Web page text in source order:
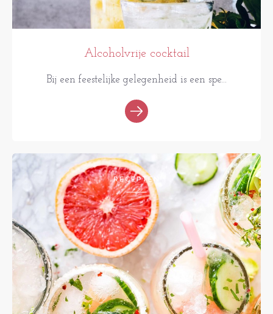
Alcoholvrije cocktail
Bij een feestelijke gelegenheid is een spe...
RECEPTEN